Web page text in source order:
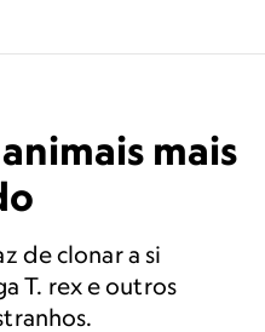
mais
de clonar a si
T. rex e outros